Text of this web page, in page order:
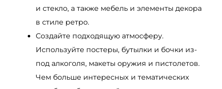
и стекло, а также мебель и элементы декора
в стиле ретро.
Создайте подходящую атмосферу.
Используйте постеры, бутылки и бочки из-
под алкоголя, макеты оружия и пистолетов.
Чем больше интересных и тематических